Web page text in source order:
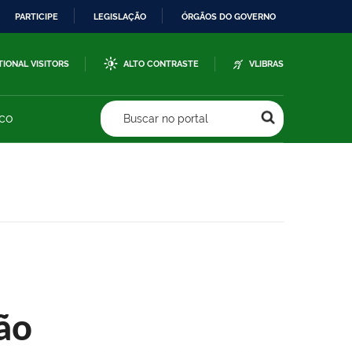
PARTICIPE LEGISLAÇÃO ÓRGÃOS DO GOVERNO
VISITORS ALTO CONTRASTE VLIBRAS
Buscar no portal